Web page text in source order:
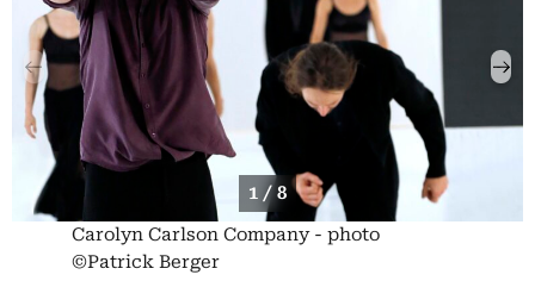
1 / 8
Carolyn Carlson Company - photo
©Patrick Berger